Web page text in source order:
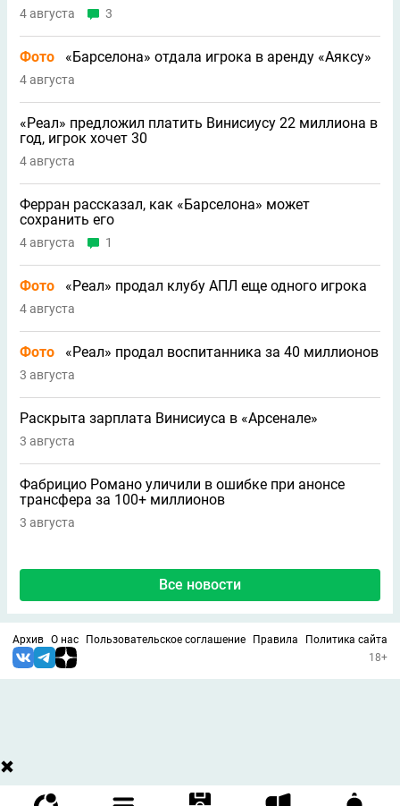
4 августа 3
Фото «Барселона» отдала игрока в аренду «Аяксу»
4 августа
«Реал» предложил платить Винисиусу 22 миллиона в
год, игрок хочет 30
4 августа
Ферран рассказал, как «Барселона» может
сохранить его
4 августа 1
Фото «Реал» продал клубу АПЛ еще одного игрока
4 августа
Фото «Реал» продал воспитанника за 40 миллионов
3 августа
Раскрыта зарплата Винисиуса в «Арсенале»
3 августа
Фабрицио Романо уличили в ошибке при анонсе
трансфера за 100+ миллионов
3 августа
Все новости
Архив О нас Пользовательское соглашение Правила
Политика сайта
18+